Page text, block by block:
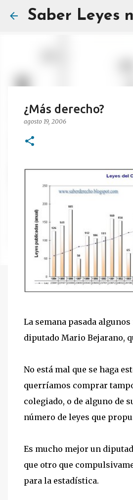
Saber Leyes
¿Más derecho?
agosto 19, 2006
La semana pasada
diputado Mario Bejarano,
No está mal que se haga
querríamos comprar
colegiado, o de alguno de
número de leyes que
Es mucho mejor un
que otro que
para la estadística.